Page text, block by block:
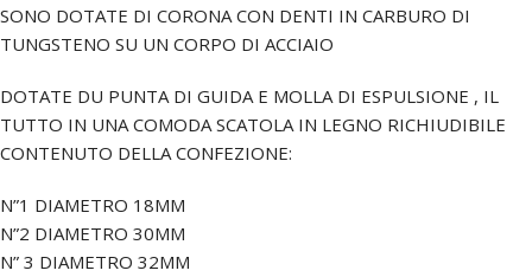
SONO DOTATE DI CORONA CON DENTI IN CARBURO DI
TUNGSTENO SU UN CORPO DI ACCIAIO
DOTATE DU PUNTA DI GUIDA E MOLLA DI ESPULSIONE , IL
TUTTO IN UNA COMODA SCATOLA IN LEGNO RICHIUDIBILE
CONTENUTO DELLA CONFEZIONE:
N”1 DIAMETRO 18MM
N”2 DIAMETRO 30MM
N” 3 DIAMETRO 32MM